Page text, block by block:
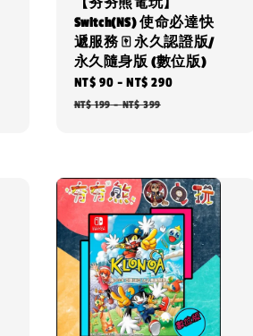
【夯夯熊電玩】
Switch(NS) 使命必達快
遞服務 🀄 永久認證版/
永久隨身版 (數位版)
Sale
price
NT$ 90 -NT$ 290
NT$ 199-NT$ 399